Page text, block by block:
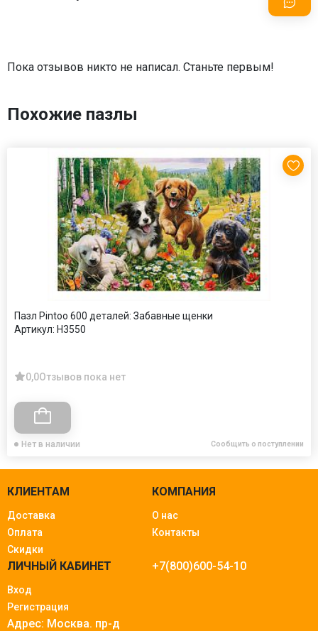
Пока отзывов никто не написал. Станьте первым!
Похожие пазлы
Пазл Pintoo 600 деталей: Забавные щенки
Артикул: Н3550
0,0Отзывов пока нет
Нет в наличии Сообщить о поступлении
КЛИЕНТАМ
Доставка
Оплата
Скидки
КОМПАНИЯ
О нас
Контакты
ЛИЧНЫЙ КАБИНЕТ
Вход
Регистрация
+7(800)600-54-10
Адрес: Москва. пр-д